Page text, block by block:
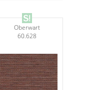
Oberwart
60.628